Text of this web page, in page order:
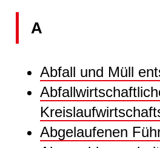
A
Abfall und Müll
Abgelaufenen